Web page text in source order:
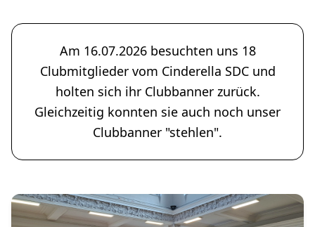
Am 16.07.2026 besuchten uns 18
Clubmitglieder vom Cinderella SDC und
holten sich ihr Clubbanner zurück.
Gleichzeitig konnten sie auch noch unser
Clubbanner "stehlen".